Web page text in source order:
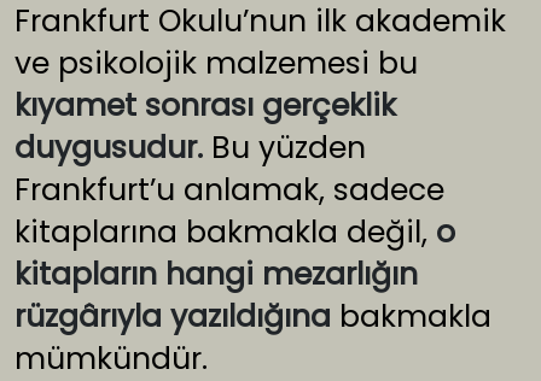
Frankfurt Okulu’nun ilk akademik
ve psikolojik malzemesi bu
kıyamet sonrası gerçeklik
duygusudur. Bu yüzden
Frankfurt’u anlamak, sadece
kitaplarına bakmakla değil, o
kitapların hangi mezarlığın
rüzgârıyla yazıldığına bakmakla
mümkündür.